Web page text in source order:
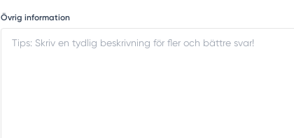
Övrig information